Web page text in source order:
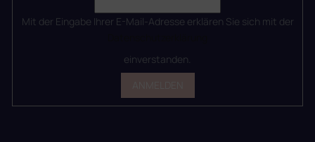
Mit der Eingabe Ihrer E-Mail-Adresse erklären Sie sich mit der
einverstanden.